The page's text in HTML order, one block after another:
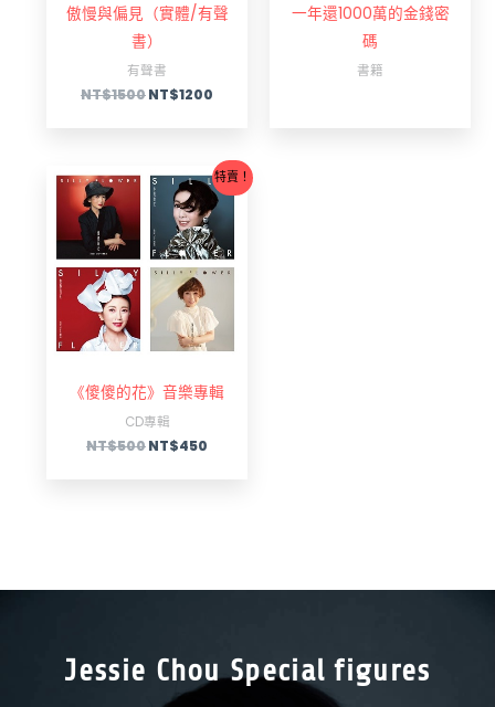
傲慢與偏見（實體/有聲
書）
有聲書
NT$1500NT$1200
一年還1000萬的金錢密
碼
書籍
特賣！
《傻傻的花》音樂專輯
CD專輯
NT$500
原
始
價
格：
NT$500。
NT$450
目
前
價
格：
NT$450。
Jessie Chou Special figures